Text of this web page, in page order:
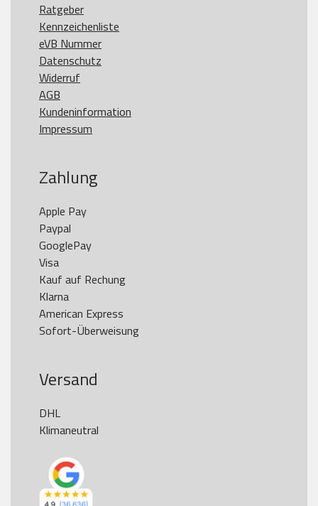
Ratgeber
Kennzeichenliste
eVB Nummer
Datenschutz
Widerruf
AGB
Kundeninformation
Impressum
Zahlung
Apple Pay
Paypal
GooglePay
Visa
Kauf auf Rechung
Klarna
American Express
Versand
DHL
Klimaneutral